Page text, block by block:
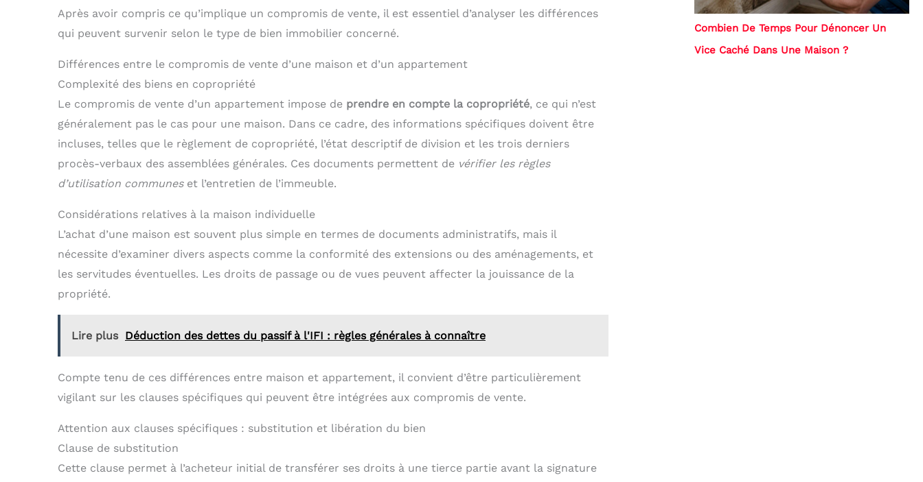
Après avoir compris ce qu’implique un compromis de vente, il est essentiel d’analyser les différences
qui peuvent survenir selon le type de bien immobilier concerné.
Différences entre le compromis de vente d’une maison et d’un appartement
Complexité des biens en copropriété
Le compromis de vente d’un appartement impose de prendre en compte la copropriété, ce qui n’est
généralement pas le cas pour une maison. Dans ce cadre, des informations spécifiques doivent être
incluses, telles que le règlement de copropriété, l’état descriptif de division et les trois derniers
procès-verbaux des assemblées générales. Ces documents permettent de vérifier les règles
d’utilisation communeset l’entretien de l’immeuble.
Considérations relatives à la maison individuelle
L’achat d’une maison est souvent plus simple en termes de documents administratifs, mais il
nécessite d’examiner divers aspects comme la conformité des extensions ou des aménagements, et
les servitudes éventuelles. Les droits de passage ou de vues peuvent affecter la jouissance de la
propriété.
Lire plus Déduction des dettes du passif à l'IFI : règles générales à connaître
Compte tenu de ces différences entre maison et appartement, il convient d’être particulièrement
vigilant sur les clauses spécifiques qui peuvent être intégrées aux compromis de vente.
Attention aux clauses spécifiques : substitution et libération du bien
Clause de substitution
Cette clause permet à l’acheteur initial de transférer ses droits à une tierce partie avant la signature
Combien De Temps Pour Dénoncer Un
Vice Caché Dans Une Maison ?